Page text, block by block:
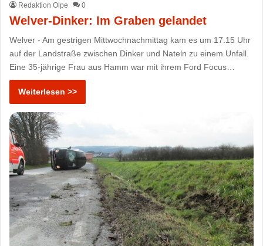
Redaktion Olpe 0
Welver-Dinker: Im Graben gelandet
Welver - Am gestrigen Mittwochnachmittag kam es um 17.15 Uhr
auf der Landstraße zwischen Dinker und Nateln zu einem Unfall.
Eine 35-jährige Frau aus Hamm war mit ihrem Ford Focus…
Weiterlesen >>